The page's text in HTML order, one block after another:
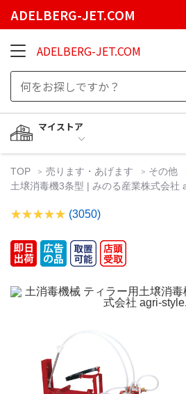
ADELBERG-JET.COM
ADELBERG-JET.COM
マイストア
TOP 売ります・あげます その他
土壌消毒機3条型 | みのる産業株式会社
(3050)